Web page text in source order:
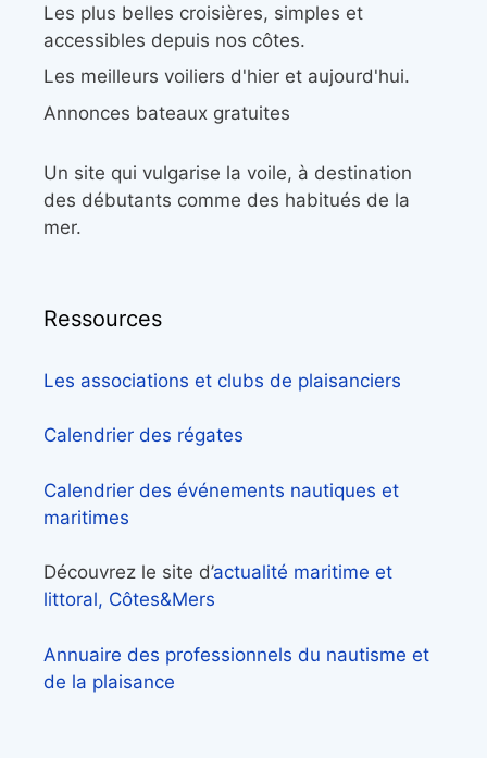
Les plus belles croisières, simples et
accessibles depuis nos côtes.
Les meilleurs voiliers d'hier et aujourd'hui.
Annonces bateaux gratuites
Un site qui vulgarise la voile, à destination
des débutants comme des habitués de la
mer.
Ressources
Les associations et clubs de plaisanciers
Calendrier des régates
Calendrier des événements nautiques et
maritimes
Découvrez le site d’actualité maritime et
littoral, Côtes&Mers
Annuaire des professionnels du nautisme et
de la plaisance